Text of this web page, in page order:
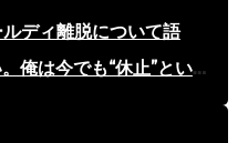
ディ離脱について語
俺は今でも“休止”とい